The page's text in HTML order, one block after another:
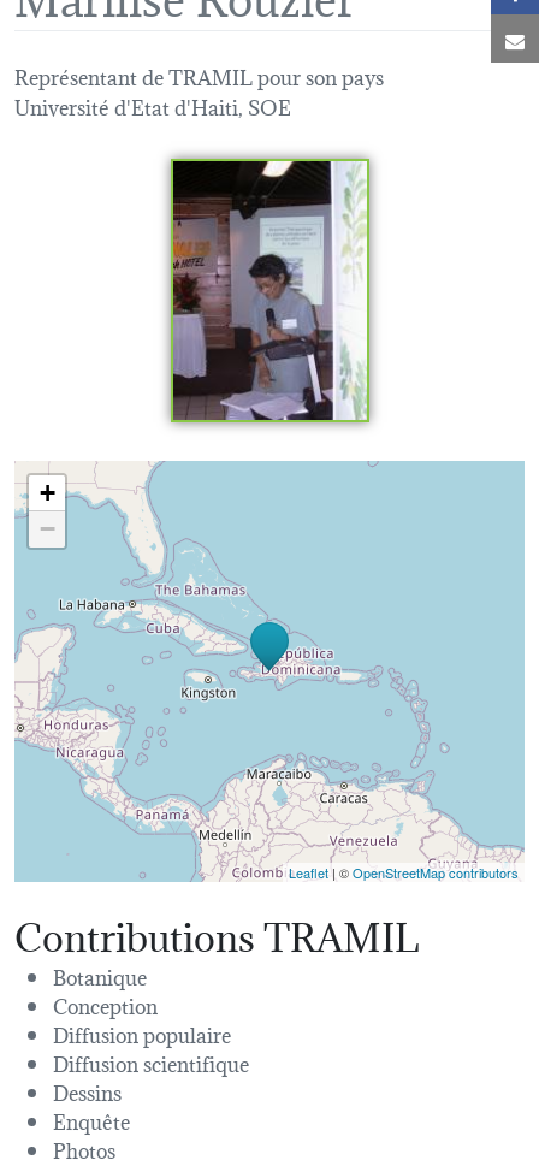
Représentant de TRAMIL pour son pays
Université d'Etat d'Haiti, SOE
Loading map...
+
−
Leaflet | ©OpenStreetMap contributors
Contributions TRAMIL
Botanique
Conception
Diffusion populaire
Diffusion scientifique
Dessins
Enquête
Photos